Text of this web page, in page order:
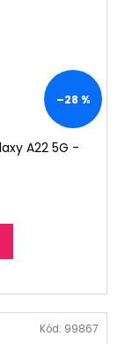
–28 %
A22 5G -
Kód: 99867